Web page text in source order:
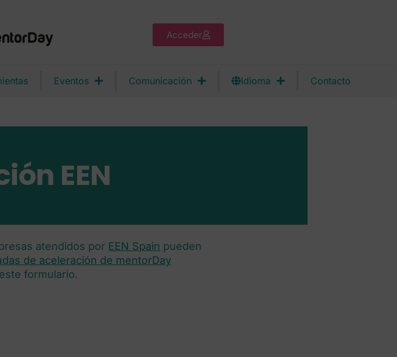
Acceder
Eventos Comunicación Idioma Contacto
EEN
atendidos por EEN Spain pueden
de aceleración de mentorDay
formulario.